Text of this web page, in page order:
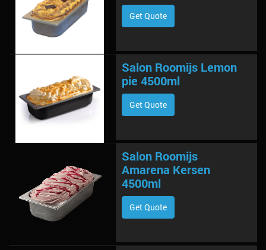
Get Quote
Salon Roomijs Lemon
pie 4500ml
Get Quote
Salon Roomijs
Amarena Kersen
4500ml
Get Quote